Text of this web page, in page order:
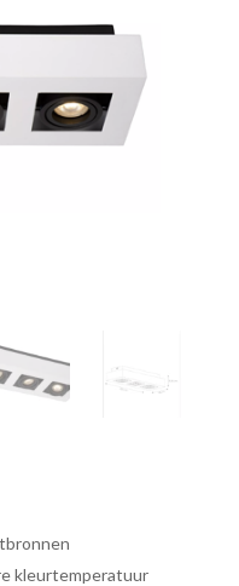
kleurtemperatuur